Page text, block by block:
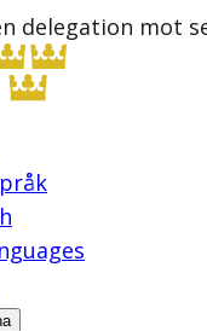
delegation mot